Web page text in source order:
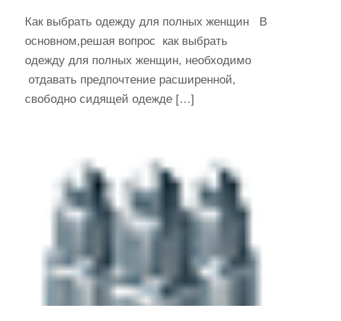
Как выбрать одежду для полных женщин В
основном,решая вопрос как выбрать
одежду для полных женщин, необходимо
отдавать предпочтение расширенной,
свободно сидящей одежде […]